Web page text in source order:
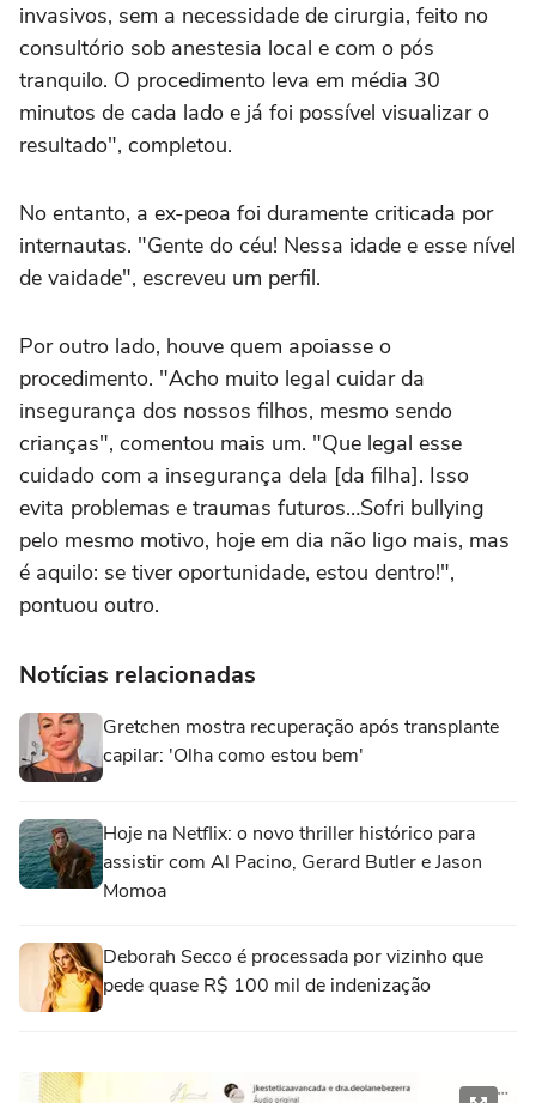
invasivos, sem a necessidade de cirurgia, feito no
consultório sob anestesia local e com o pós
tranquilo. O procedimento leva em média 30
minutos de cada lado e já foi possível visualizar o
resultado", completou.
No entanto, a ex-peoa foi duramente criticada por
internautas. "Gente do céu! Nessa idade e esse nível
de vaidade", escreveu um perfil.
Por outro lado, houve quem apoiasse o
procedimento. "Acho muito legal cuidar da
insegurança dos nossos filhos, mesmo sendo
crianças", comentou mais um. "Que legal esse
cuidado com a insegurança dela [da filha]. Isso
evita problemas e traumas futuros…Sofri bullying
pelo mesmo motivo, hoje em dia não ligo mais, mas
é aquilo: se tiver oportunidade, estou dentro!",
pontuou outro.
Notícias relacionadas
Gretchen mostra recuperação após transplante
capilar: 'Olha como estou bem'
Hoje na Netflix: o novo thriller histórico para
assistir com Al Pacino, Gerard Butler e Jason
Momoa
Deborah Secco é processada por vizinho que
pede quase R$ 100 mil de indenização